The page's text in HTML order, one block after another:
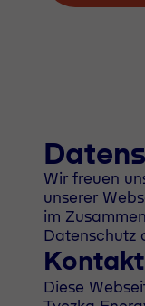
Wir freuen
unserer
im
Datenschutz
Diese